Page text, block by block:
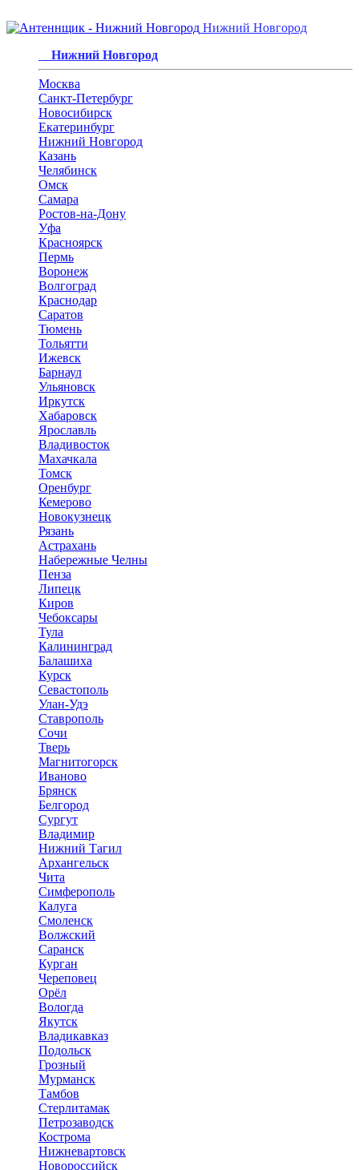
Нижний Новгород
Нижний Новгород
Москва
Санкт-Петербург
Новосибирск
Екатеринбург
Нижний Новгород
Казань
Челябинск
Омск
Самара
Ростов-на-Дону
Уфа
Красноярск
Пермь
Воронеж
Волгоград
Краснодар
Саратов
Тюмень
Тольятти
Ижевск
Барнаул
Ульяновск
Иркутск
Хабаровск
Ярославль
Владивосток
Махачкала
Томск
Оренбург
Кемерово
Новокузнецк
Рязань
Астрахань
Набережные Челны
Пенза
Липецк
Киров
Чебоксары
Тула
Калининград
Балашиха
Курск
Севастополь
Улан-Удэ
Ставрополь
Сочи
Тверь
Магнитогорск
Иваново
Брянск
Белгород
Сургут
Владимир
Нижний Тагил
Архангельск
Чита
Симферополь
Калуга
Смоленск
Волжский
Саранск
Курган
Череповец
Орёл
Вологда
Якутск
Владикавказ
Подольск
Грозный
Мурманск
Тамбов
Стерлитамак
Петрозаводск
Кострома
Нижневартовск
Новороссийск